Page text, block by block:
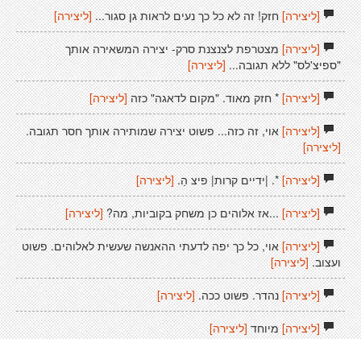
[ליצירה]חזק! זה לא כל כך נעים לראות גן סגור... [ליצירה]
[ליצירה]מצטרפת לצנצנת סרק- יצירה המשאירה אותך
"ספיצ'לס" ללא תגובה... [ליצירה]
[ליצירה]* חזק מאוד. "מקום לדאגה" כזה [ליצירה]
[ליצירה]אוי, זה כזה... פשוט יצירה שמותירה אותך חסר תגובה.
[ליצירה]
[ליצירה]*. |ידיים קרות| פיצ הַ. [ליצירה]
[ליצירה]...אז אלוהים כן משחק בקוביות, מה? [ליצירה]
[ליצירה]אוי, כל כך יפה לדעתי ההאנשה שעשית לאלוהים. פשוט
ועצוב. [ליצירה]
[ליצירה]נהדר. פשוט ככה. [ליצירה]
[ליצירה]מיוחד[ליצירה]